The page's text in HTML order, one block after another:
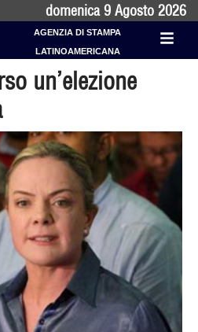
domenica 9 Agosto 2026
AGENZIA DI STAMPA
LATINOAMERICANA
un’elezione